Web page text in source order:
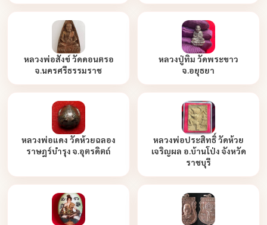
หลวงพ่อสังข์ วัดดอนตรอ
จ.นครศรีธรรมราช
หลวงปู่ทิม วัดพระขาว
จ.อยุธยา
หลวงพ่อแดง วัดห้วยฉลอง
ราษฎร์บำรุง จ.อุตรดิตถ์
หลวงพ่อประสิทธิ์ วัดห้วย
เจริญผล อ.บ้านโป่ง จังหวัด
ราชบุรี